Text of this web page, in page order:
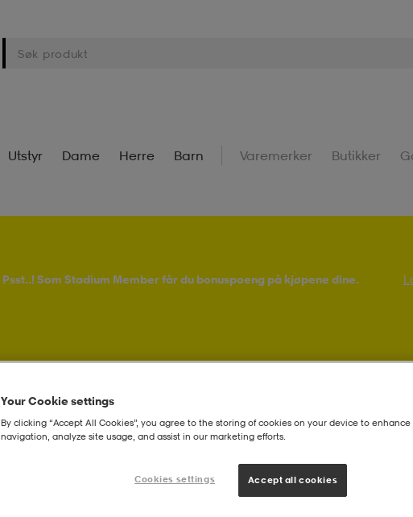
Utstyr Dame Herre Barn Varemerker Butikker
Psst..! Som Stadium Member får du bonuspoeng på kjøpene dine.
Your Cookie settings
By clicking “Accept All Cookies”, you agree to the storing of cookies on your device to enhance
navigation, analyze site usage, and assist in our marketing efforts.
Cookies settings Accept all cookies